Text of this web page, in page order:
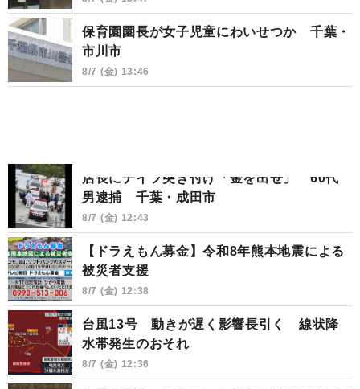
保育園園長が女子児童にわいせつか 千葉・
市川市
8/7 (金) 13:46
店長にナイフ突き付け「金を出せ」 60代
男逮捕 千葉・成田市
8/7 (金) 12:43
【ドラえもん募金】令和8年熊本地震による
被災者支援
8/7 (金) 12:38
台風13号 動きが遅く影響長引く 線状降
水帯発生のおそれ
8/7 (金) 12:36